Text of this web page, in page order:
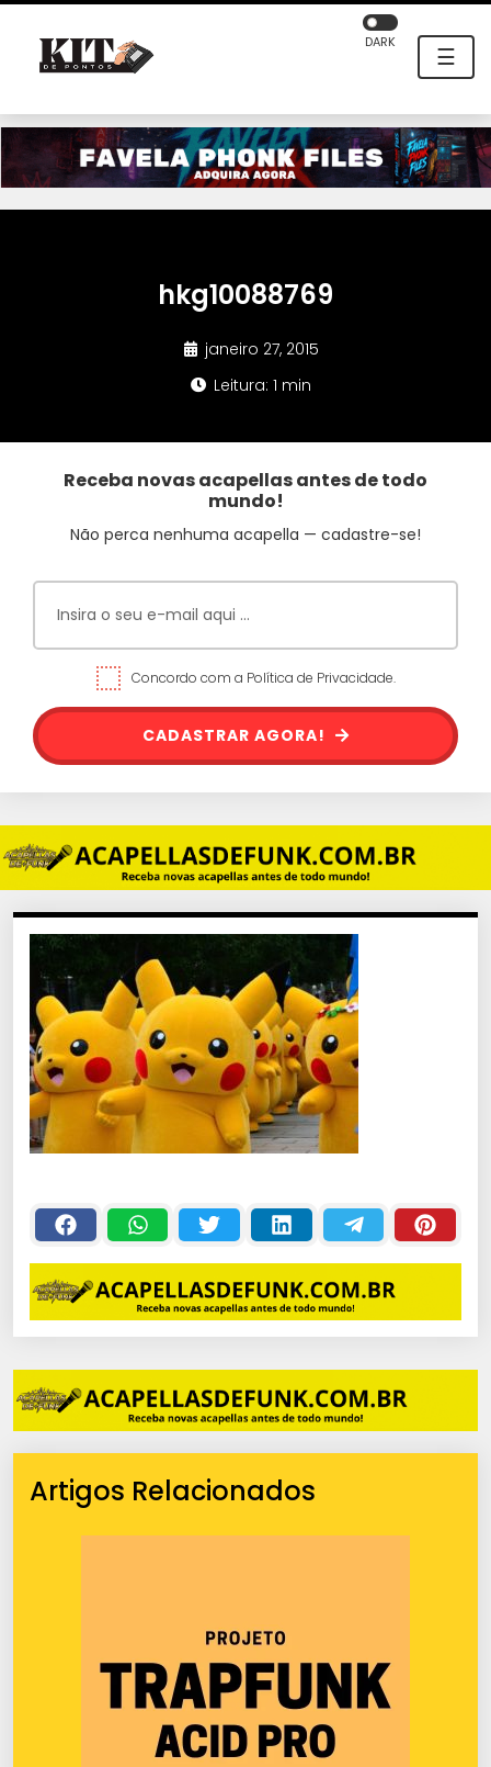
☰
DARK
hkg10088769
janeiro 27, 2015
Leitura: 1 min
Receba novas acapellas antes de todo
mundo!
Não perca nenhuma acapella — cadastre-se!
Concordo com a Política de Privacidade.
CADASTRAR AGORA!
Artigos Relacionados